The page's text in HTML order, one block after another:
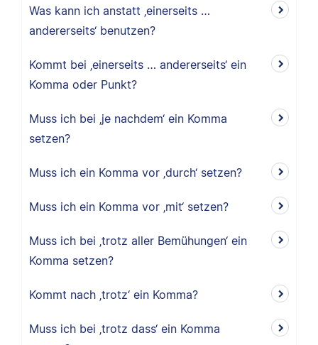
Was kann ich anstatt ‚einerseits …
andererseits‘ benutzen?
Kommt bei ‚einerseits … andererseits‘ ein
Komma oder Punkt?
Muss ich bei ‚je nachdem‘ ein Komma
setzen?
Muss ich ein Komma vor ‚durch‘ setzen?
Muss ich ein Komma vor ‚mit‘ setzen?
Muss ich bei ‚trotz aller Bemühungen‘ ein
Komma setzen?
Kommt nach ‚trotz‘ ein Komma?
Muss ich bei ‚trotz dass‘ ein Komma